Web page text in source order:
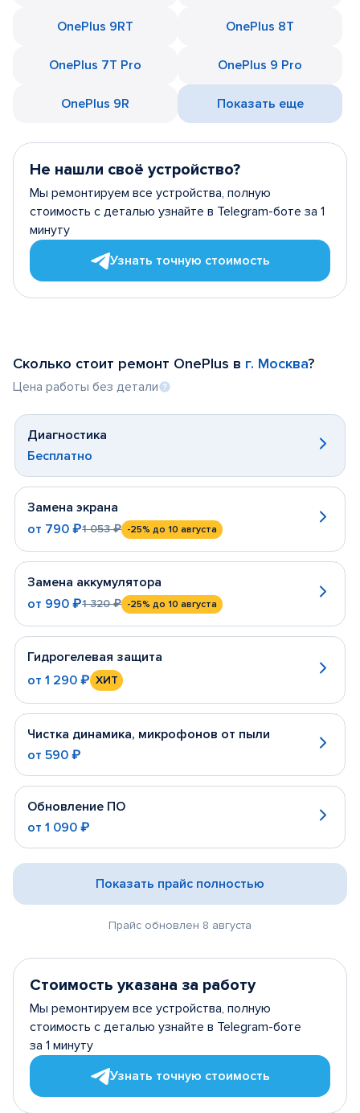
OnePlus 9RT OnePlus 8T
OnePlus 7T Pro OnePlus 9 Pro
OnePlus 9R Показать еще
Не нашли своё устройство?
Мы ремонтируем все устройства, полную
стоимость с деталью узнайте в Telegram-боте за 1
минуту
Узнать точную стоимость
Сколько стоит ремонт OnePlus в г. Москва?
Цена работы без детали
Диагностика
Бесплатно
Замена экрана
от 790 ₽1 053 ₽ -25% до 10 августа
Замена аккумулятора
от 990 ₽1 320 ₽ -25% до 10 августа
Гидрогелевая защита
от 1 290 ₽ ХИТ
Чистка динамика, микрофонов от пыли
от 590 ₽
Обновление ПО
от 1 090 ₽
Показать прайс полностью
Прайс обновлен 8 августа
Стоимость указана за работу
Мы ремонтируем все устройства, полную
стоимость с деталью узнайте в Telegram-боте
за 1 минуту
Узнать точную стоимость